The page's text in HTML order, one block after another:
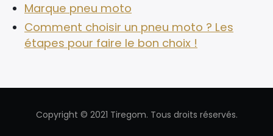
Marque pneu moto
Comment choisir un pneu moto ? Les
étapes pour faire le bon choix !
Copyright © 2021 Tiregom. Tous droits réservés.